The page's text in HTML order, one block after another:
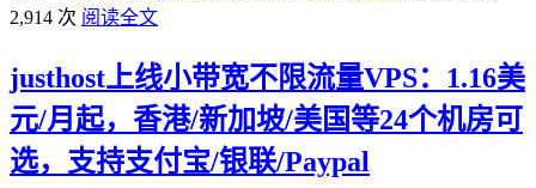
2,914 次 阅读全文
justhost上线小带宽不限流量VPS：1.16美
元/月起，香港/新加坡/美国等24个机房可
选，支持支付宝/银联/Paypal